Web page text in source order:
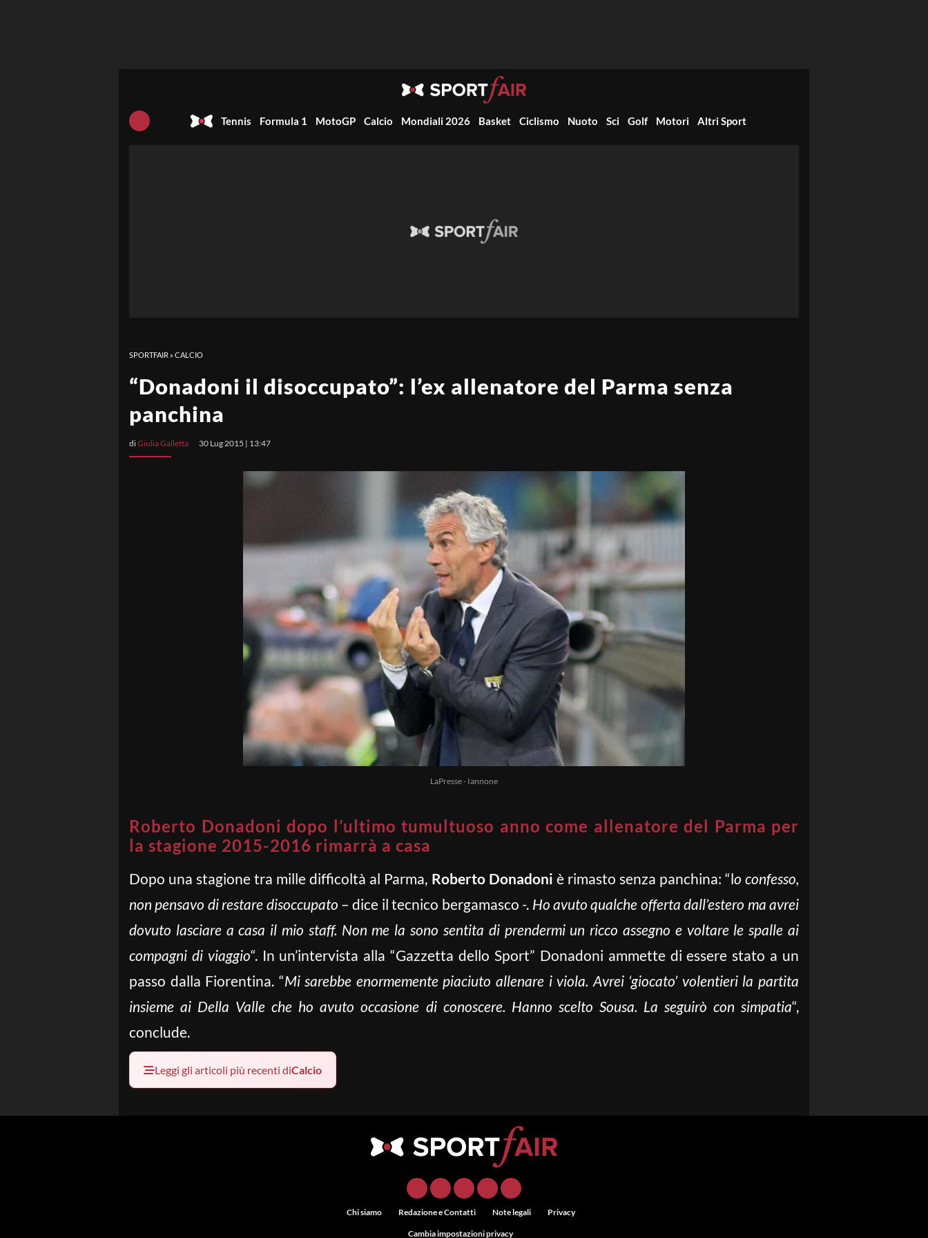
Tennis Formula 1 MotoGP Calcio Mondiali 2026 Basket Ciclismo Nuoto Sci Golf Motori Altri Sport
SPORTFAIR »CALCIO
“Donadoni il disoccupato”: l’ex allenatore del Parma senza
panchina
diGiulia Galletta 30 Lug 2015 | 13:47
LaPresse - Iannone
Roberto Donadoni dopo l’ultimo tumultuoso anno come allenatore del Parma per
la stagione 2015-2016 rimarrà a casa
Dopo una stagione tra mille difficoltà al Parma, Roberto Donadoni è rimasto senza panchina: “lo confesso,
non pensavo di restare disoccupato – dice il tecnico bergamasco -. Ho avuto qualche offerta dall’estero ma avrei
dovuto lasciare a casa il mio staff. Non me la sono sentita di prendermi un ricco assegno e voltare le spalle ai
compagni di viaggio“. In un’intervista alla “Gazzetta dello Sport” Donadoni ammette di essere stato a un
passo dalla Fiorentina. “Mi sarebbe enormemente piaciuto allenare i viola. Avrei ‘giocato’ volentieri la partita
insieme ai Della Valle che ho avuto occasione di conoscere. Hanno scelto Sousa. La seguirò con simpatia“,
conclude.
Leggi gli articoli più recenti diCalcio
Chi siamo Redazione e Contatti Note legali Privacy
Cambia impostazioni privacy